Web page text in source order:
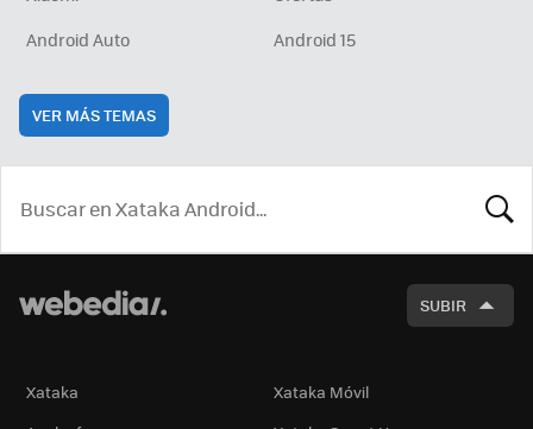
Android Auto
Android 15
VER MÁS TEMAS
SUBIR
Xataka
Xataka Móvil